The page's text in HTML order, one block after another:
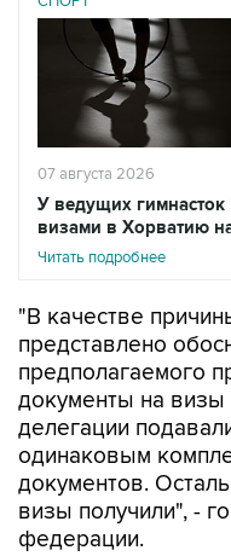
07 августа 2026
У ведущих
визами в Хорватию
Читать подробнее
"В качестве
представлено
предполагаемого
документы на визы
делегации
одинаковым
документов.
визы получили", -
федерации.